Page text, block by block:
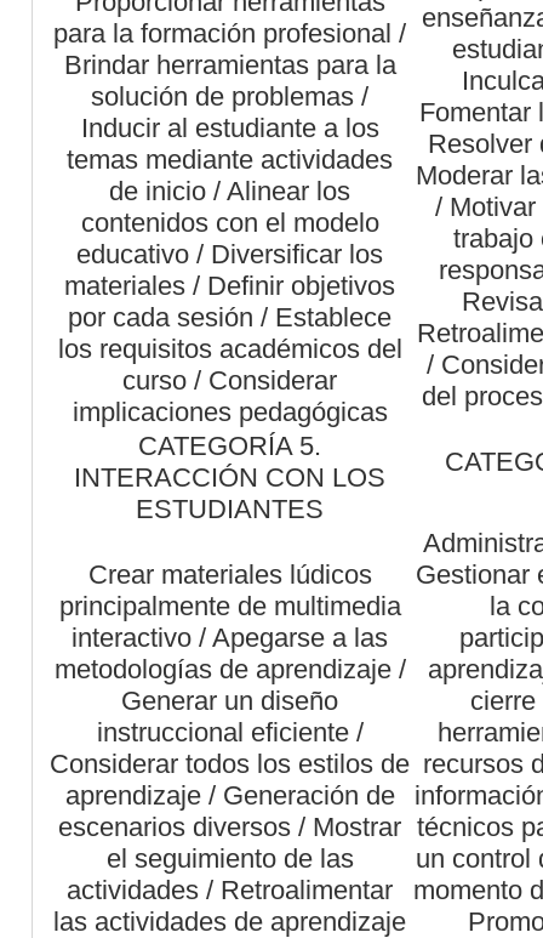
para la formación profesional /
Brindar herramientas para la
solución de problemas /
Inducir al estudiante a los
temas mediante actividades
de inicio / Alinear los
contenidos con el modelo
educativo / Diversificar los
materiales / Definir objetivos
por cada sesión / Establece
los requisitos académicos del
curso / Considerar
implicaciones pedagógicas
Fomentar
Resolver
Moderar
/
trabajo
/
del
CATEGORÍA 5.
INTERACCIÓN CON LOS
ESTUDIANTES
Crear materiales lúdicos
principalmente de multimedia
interactivo / Apegarse a las
metodologías de aprendizaje /
Generar un diseño
instruccional eficiente /
Considerar todos los estilos de
aprendizaje / Generación de
escenarios diversos / Mostrar
el seguimiento de las
actividades / Retroalimentar
las actividades de aprendizaje
Gestionar
la
recursos
técnicos
un control
momento